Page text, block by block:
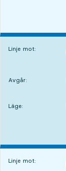
Linje mot:
Avgår:
Läge:
LÄGE,
,
Linje mot: